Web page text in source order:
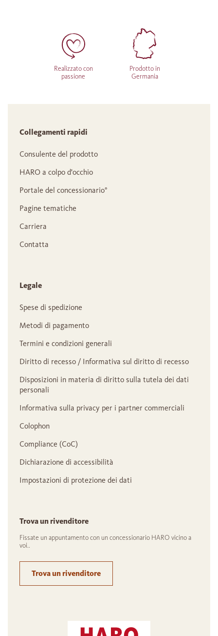
Realizzato con
passione
Prodotto in
Germania
Collegamenti rapidi
Consulente del prodotto
HARO a colpo d'occhio
Portale del concessionario°
Pagine tematiche
Carriera
Contatta
Legale
Spese di spedizione
Metodi di pagamento
Termini e condizioni generali
Diritto di recesso / Informativa sul diritto di recesso
Disposizioni in materia di diritto sulla tutela dei dati
personali
Informativa sulla privacy per i partner commerciali
Colophon
Compliance (CoC)
Dichiarazione di accessibilità
Impostazioni di protezione dei dati
Trova un rivenditore
Fissate un appuntamento con un concessionario HARO vicino a
voi..
Trova un rivenditore